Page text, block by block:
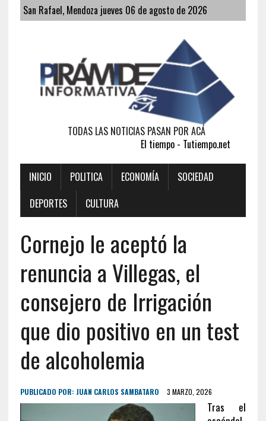
San Rafael, Mendoza jueves 06 de agosto de 2026
TODAS LAS NOTICIAS PASAN POR ACÁ
El tiempo - Tutiempo.net
INICIO POLITICA ECONOMÍA
SOCIEDAD
DEPORTES
CULTURA
Cornejo le aceptó la
renuncia a Villegas, el
consejero de Irrigación
que dio positivo en un test
de alcoholemia
PUBLICADO POR: JUAN CARLOS SAMBATARO 3 MARZO, 2026
Tras el